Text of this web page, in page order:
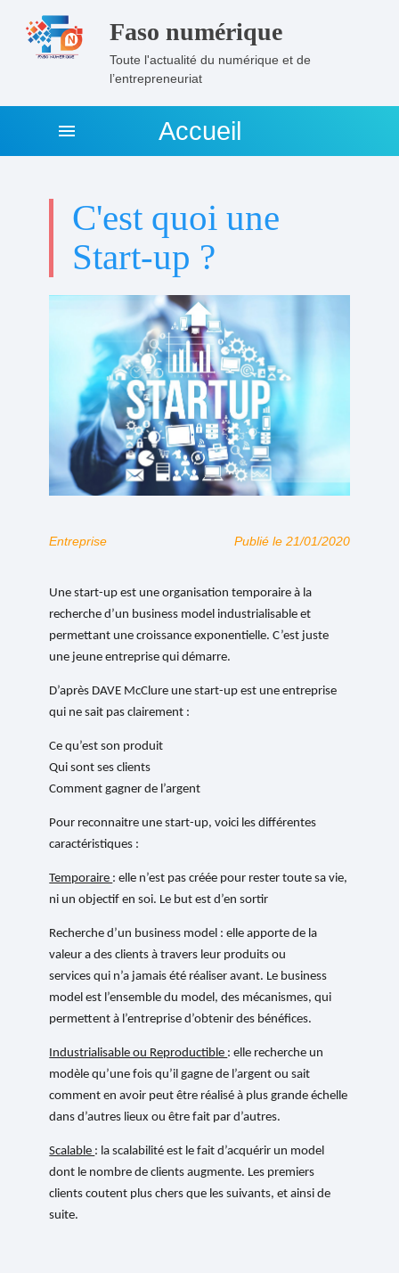
Faso numérique
Toute l'actualité du numérique et de
l’entrepreneuriat
Accueil
menu
C'est quoi une
Start-up ?
Entreprise Publié le 21/01/2020
Une start-up est une organisation temporaire à la
recherche d’un business model industrialisable et
permettant une croissance exponentielle. C’est juste
une jeune entreprise qui démarre.
D’après DAVE McClure une start-up est une entreprise
qui ne sait pas clairement :
Ce qu’est son produit
Qui sont ses clients
Comment gagner de l’argent
Pour reconnaitre une start-up, voici les différentes
caractéristiques :
Temporaire : elle n’est pas créée pour rester toute sa vie,
ni un objectif en soi. Le but est d’en sortir
Recherche d’un business model : elle apporte de la
valeur a des clients à travers leur produits ou
services qui n’a jamais été réaliser avant. Le business
model est l’ensemble du model, des mécanismes, qui
permettent à l’entreprise d’obtenir des bénéfices.
Industrialisable ou Reproductible : elle recherche un
modèle qu’une fois qu’il gagne de l’argent ou sait
comment en avoir peut être réalisé à plus grande échelle
dans d’autres lieux ou être fait par d’autres.
Scalable : la scalabilité est le fait d’acquérir un model
dont le nombre de clients augmente. Les premiers
clients coutent plus chers que les suivants, et ainsi de
suite.